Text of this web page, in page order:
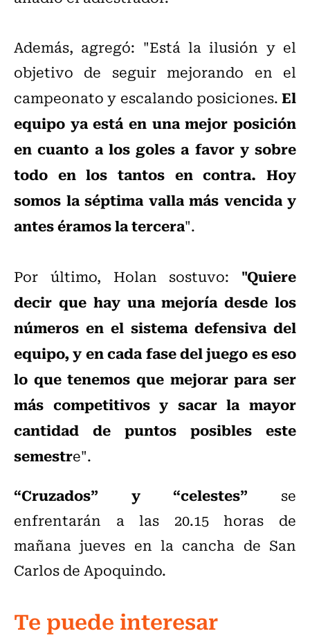
Además, agregó: "Está la ilusión y el
objetivo de seguir mejorando en el
campeonato y escalando posiciones.El
equipo ya está en una mejor posición
en cuanto a los goles a favor y sobre
todo en los tantos en contra. Hoy
somos la séptima valla más vencida y
antes éramos la tercera".
Por último, Holan sostuvo: "Quiere
decir que hay una mejoría desde los
números en el sistema defensiva del
equipo, y en cada fase del juego es eso
lo que tenemos que mejorar para ser
más competitivos y sacar la mayor
cantidad de puntos posibles este
semestre".
“Cruzados” y “celestes” se
enfrentarán a las 20.15 horas de
mañana jueves en la cancha de San
Carlos de Apoquindo.
Te puede interesar